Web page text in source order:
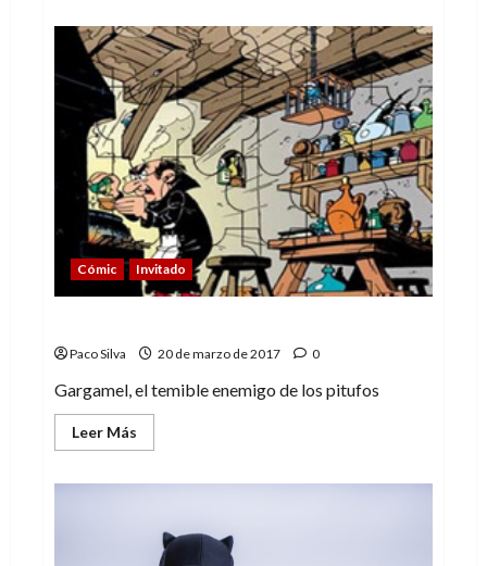
Llamadme
Peyo
Cómic Invitado
Paco Silva 20 de marzo de 2017 0
Gargamel, el temible enemigo de los pitufos
Leer Más
más
hechicero